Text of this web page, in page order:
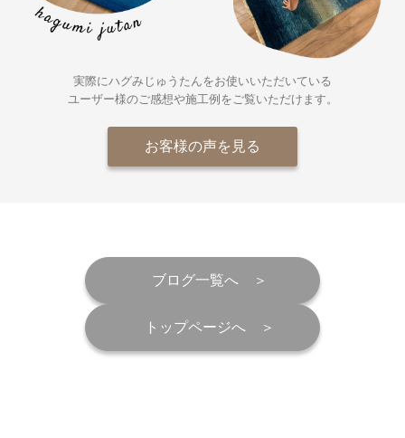
実際にハグみじゅうたんをお使いいただいている
ユーザー様のご感想や施工例をご覧いただけます。
お客様の声を見る
ブログ一覧へ
トップページへ